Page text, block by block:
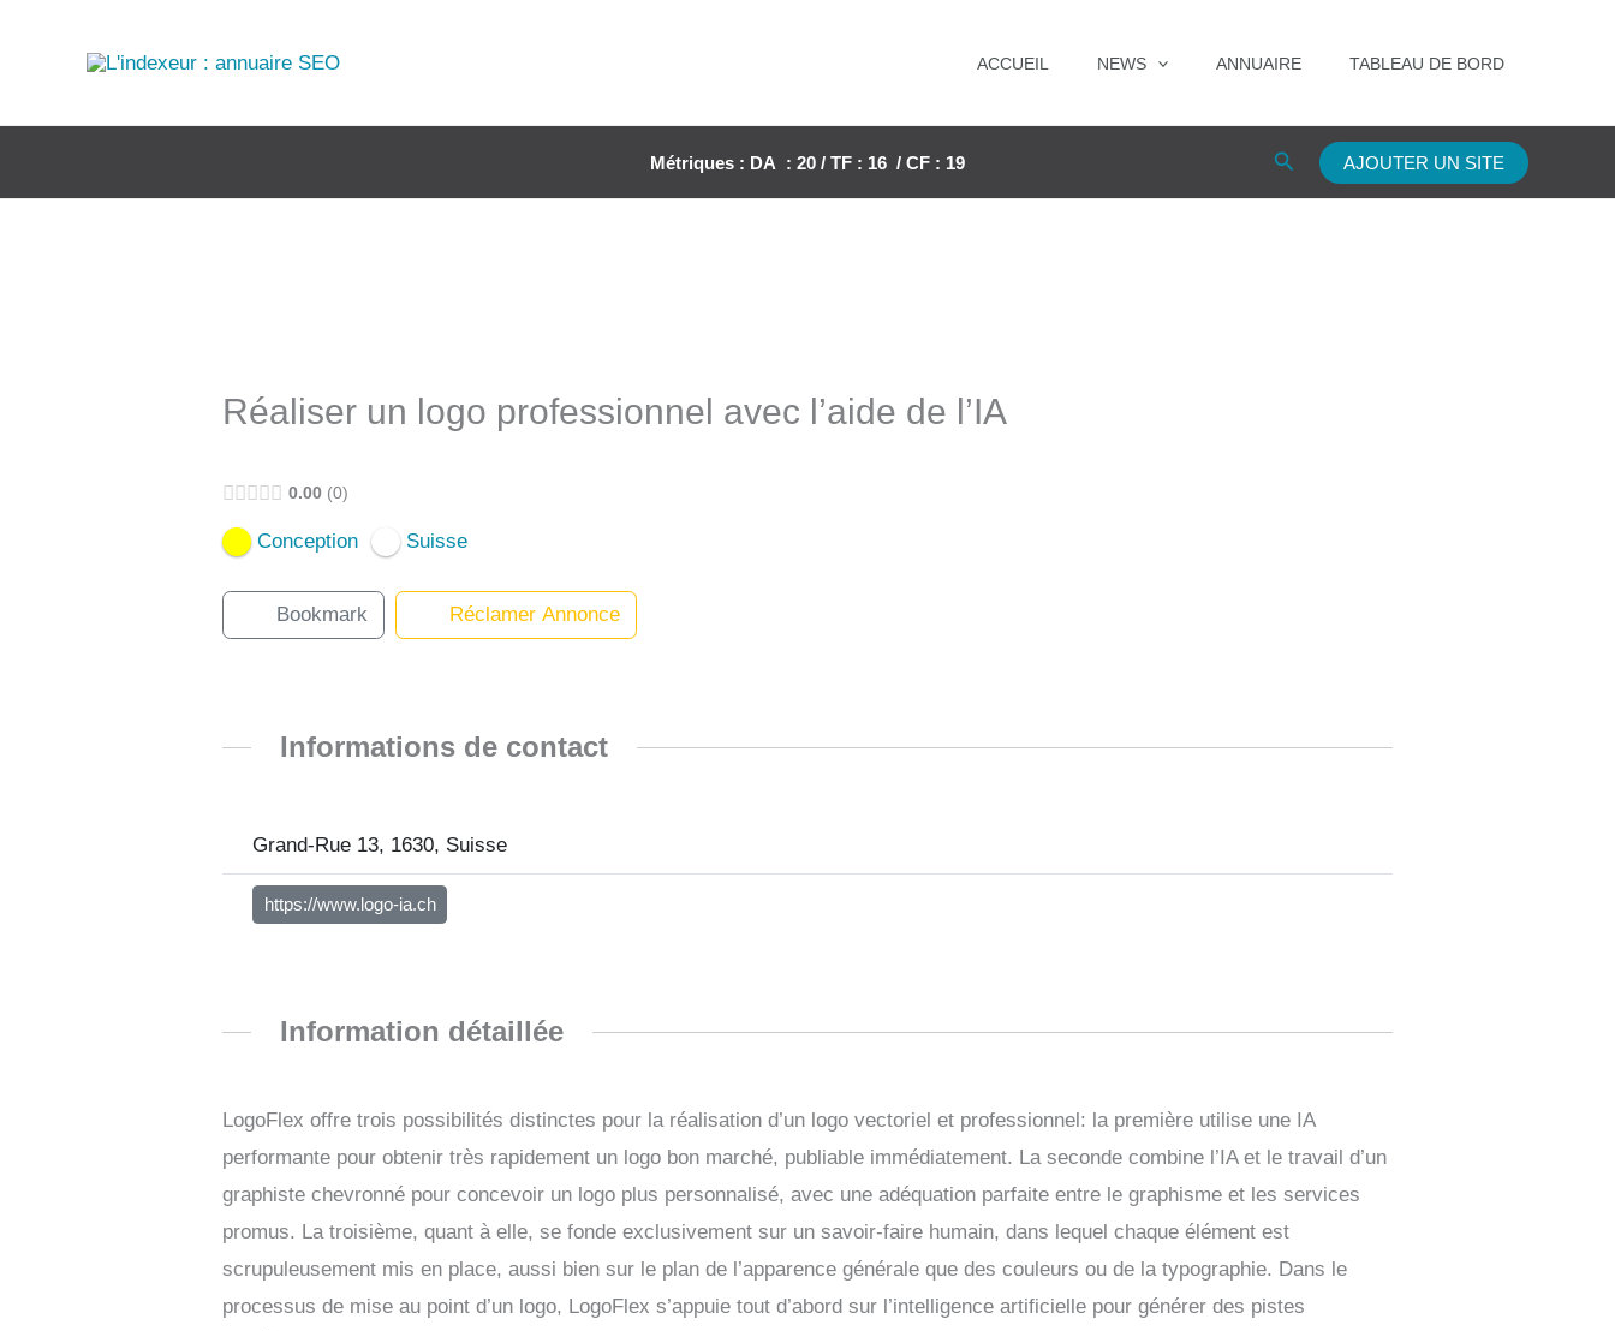
ACCUEIL NEWS ANNUAIRE TABLEAU DE BORD
Métriques : DA : 20 / TF : 16 / CF : 19 RechercherAJOUTER UN SITE
Réaliser un logo professionnel avec l’aide de l’IA
0.00 0
Conception Suisse
Bookmark Réclamer Annonce
Informations de contact
Grand-Rue 13, 1630, Suisse
https://www.logo-ia.ch
Information détaillée
LogoFlex offre trois possibilités distinctes pour la réalisation d’un logo vectoriel et professionnel: la première utilise une IA
performante pour obtenir très rapidement un logo bon marché, publiable immédiatement. La seconde combine l’IA et le travail d’un
graphiste chevronné pour concevoir un logo plus personnalisé, avec une adéquation parfaite entre le graphisme et les services
promus. La troisième, quant à elle, se fonde exclusivement sur un savoir-faire humain, dans lequel chaque élément est
scrupuleusement mis en place, aussi bien sur le plan de l’apparence générale que des couleurs ou de la typographie. Dans le
processus de mise au point d’un logo, LogoFlex s’appuie tout d’abord sur l’intelligence artificielle pour générer des pistes